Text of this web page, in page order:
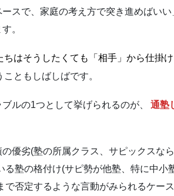
ースで、家庭の考え方で突き進めばい
。
ちはそうしたくても「相手」から仕掛
ともしばしばです。
ルの1つとして挙げられるのが、
通塾
優劣(塾の所属クラス、サピックスな
る塾の格付け(サピ勢が他塾、特に中小
否定するような言動がみられるケー